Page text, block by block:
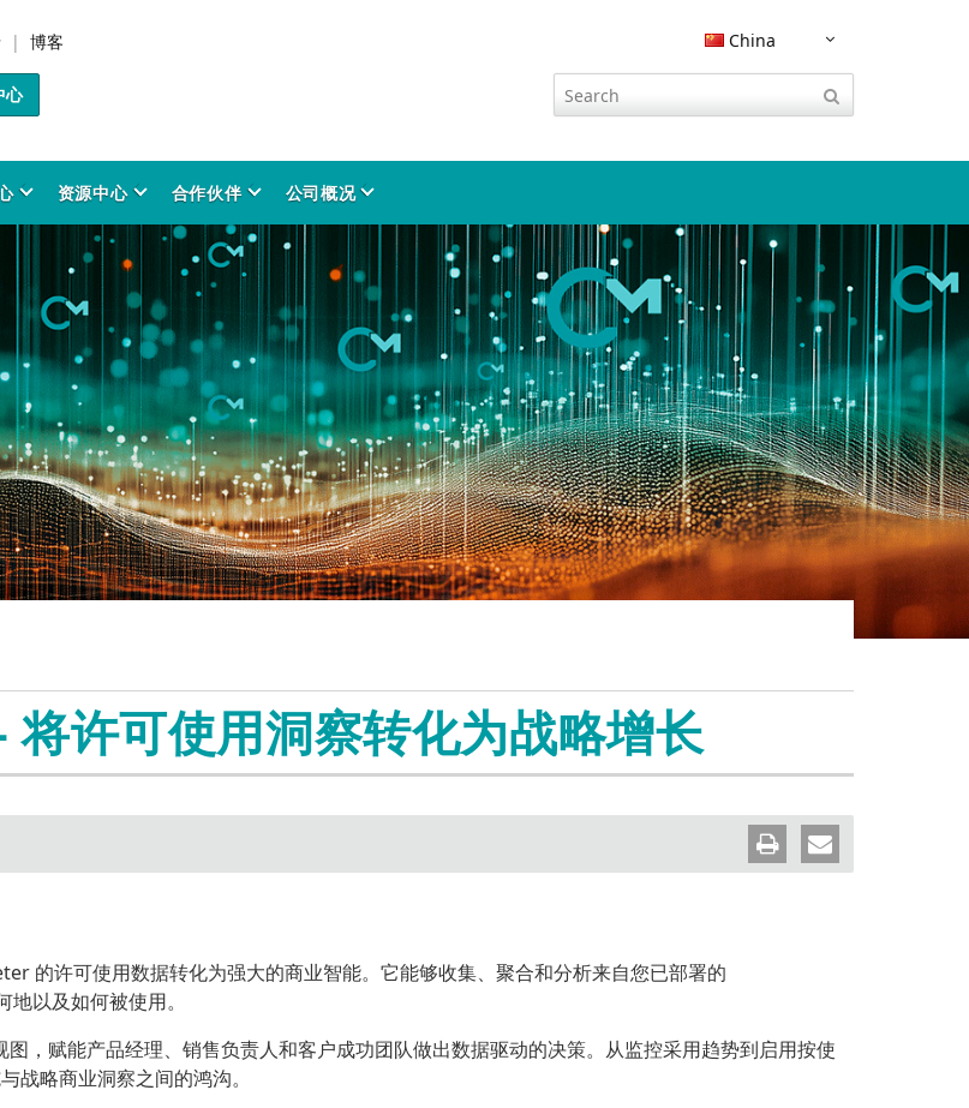
博客 China
心
资源中心 合作伙伴 公司概况
IP Protection
在增材制造中保护和变现知识产
权
保护人工智能与机器学习应用和
数据
软件授权管理
与ERP系统整合
在线激活
嵌入式软件安全
云授权
欧盟《网络韧性法案》合规性
文档保护
PDF文档保护
CodeMeter SDK
协同模型
技术
网络授权
网络授权
嵌入式
用版许可
示版本
CodeMeter 许可管理
CodeMeter 许可中心
CodeMeter License Portal
CodeMeter 许可报告
CodeMeter 软件加密工具
AxProtector
IxProtector
AxProtector IP Protection
IxProtector IP Protection
AxProtector JavaScript 保护套
件
AxProtector CmE
身份验证
CodeMeter 集成
CODESYS 集成
Integration with instellix
Rockwell Studio 5000 集成
SAP EMS 集成
SAP ERP 集成
Siemens TIA Portal 集成
Wind River VxWorks 集成
WibuKey
金融法律科技
图像处理与感知
工业自动化系统
文化传媒
医疗科技
流程工业
智慧交通
其它行业软件加密
专业服务
培训服务
个性化培训
运营服务
技术支持
用户资源
软件最终用户
开发者资源
软件开发商
新手教程
手册与用户指南
技术参数表
认证证书
联系方式
CodeMeter SDK
绍
时事资讯
时事资讯档案室
成功案例
成功案例
行业应用
应用场景
威步杂志
KEYnote 文章
杂志收藏
学习与在线活动
网络研讨会
博客
播客
行业协会
技术委员会
研究与开发
构
创新历程
创新成果
奖项
专利
研究与开发
新闻中心
新闻稿
媒体报道
媒体库
活动
展会与活动
INNO DAYS
路演
黑客大赛
生态系统
IT安全之家
IT安全俱乐部
将许可使用洞察转化为战略增长
的许可使用数据转化为强大的商业智能。它能够收集、聚合和分析来自您已部署的
以及如何被使用。
，赋能产品经理、销售负责人和客户成功团队做出数据驱动的决策。从监控采用趋势到启用按使
战略商业洞察之间的鸿沟。